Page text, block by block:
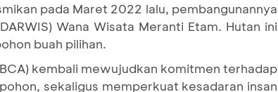
pada Maret 2022 lalu, pembangunannya
Wana Wisata Meranti Etam. Hutan ini
buah pilihan.
kembali mewujudkan komitmen terhadap
sekaligus memperkuat kesadaran insan